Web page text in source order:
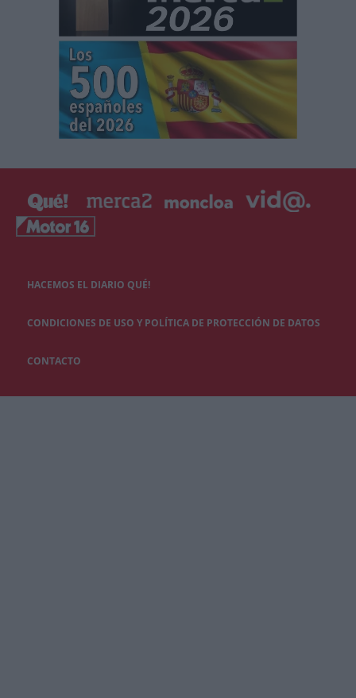
HACEMOS EL DIARIO QUÉ!
CONDICIONES DE USO Y POLÍTICA DE PROTECCIÓN DE DATOS
CONTACTO